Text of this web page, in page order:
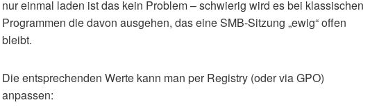
nur einmal laden ist das kein Problem – schwierig wird es bei klassischen
Programmen die davon ausgehen, das eine SMB-Sitzung „ewig“ offen
bleibt.
Die entsprechenden Werte kann man per Registry (oder via GPO)
anpassen: